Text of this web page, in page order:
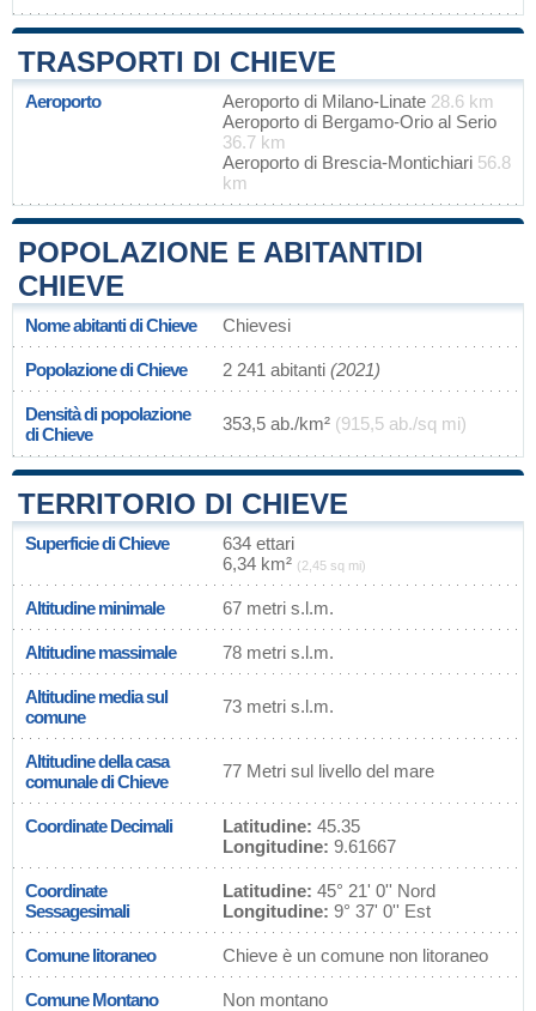
TRASPORTI DI CHIEVE
Aeroporto Aeroporto di Milano-Linate 28.6 km
Aeroporto di Bergamo-Orio al Serio
36.7 km
Aeroporto di Brescia-Montichiari 56.8
km
POPOLAZIONE E ABITANTIDI
CHIEVE
Nome abitanti di Chieve Chievesi
Popolazione di Chieve 2 241 abitanti (2021)
Densità di popolazione
di Chieve
353,5 ab./km² (915,5 ab./sq mi)
TERRITORIO DI CHIEVE
Superficie di Chieve
634 ettari
6,34 km² (2,45 sq mi)
Altitudine minimale 67 metri s.l.m.
Altitudine massimale 78 metri s.l.m.
Altitudine media sul
comune
73 metri s.l.m.
Altitudine della casa
comunale di Chieve
77 Metri sul livello del mare
Coordinate Decimali Latitudine: 45.35
Longitudine: 9.61667
Coordinate
Sessagesimali
Latitudine: 45° 21' 0'' Nord
Longitudine: 9° 37' 0'' Est
Comune litoraneo Chieve è un comune non litoraneo
Comune Montano Non montano